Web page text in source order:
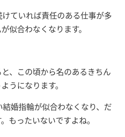
ていれば責任のある仕事が多
似合わなくなります。
、この頃から名のあるきちん
うになります。
婚指輪が似合わなくなり、だ
もったいないですよね。